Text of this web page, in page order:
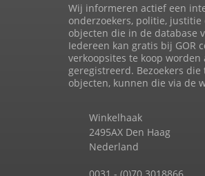
Wij informeren actief een
onderzoekers, politie,
objecten die in de database
Iedereen kan gratis bij GOR
verkoopsites te koop
geregistreerd. Bezoekers
objecten, kunnen die via de
Winkelhaak
2495AX Den Haag
Nederland
0031 - (0)70 3018866